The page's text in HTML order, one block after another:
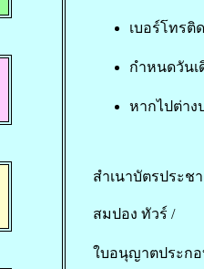
เบอร์โทรติ
กำหนดวันเ
หากไปต่าง
สำเนาบัตรประ
สมปอง ทัวร์ /
ใบอนุญาตประกอ